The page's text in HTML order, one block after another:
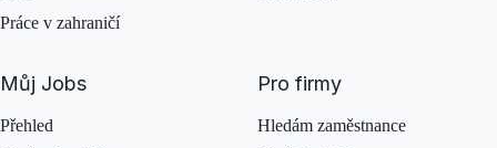
Práce v zahraničí
Můj Jobs
Přehled
Pro firmy
Hledám zaměstnance